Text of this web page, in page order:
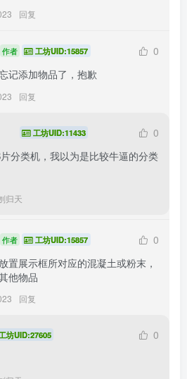
回复
作者 工坊UID:15857
0
记添加物品了，抱歉
回复
工坊UID:11433
0
分类机，我以为是比较牛逼的分类
归天
作者 工坊UID:15857
0
置展示框所对应的混凝土或粉末，
他物品
回复
坊UID:27605
0